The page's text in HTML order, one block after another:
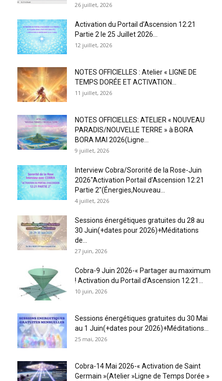
26 juillet, 2026
Activation du Portail d’Ascension 12:21
Partie 2 le 25 Juillet 2026...
12 juillet, 2026
NOTES OFFICIELLES : Atelier « LIGNE DE
TEMPS DORÉE ET ACTIVATION...
11 juillet, 2026
NOTES OFFICIELLES: ATELIER « NOUVEAU
PARADIS/NOUVELLE TERRE » à BORA
BORA MAI 2026(Ligne...
9 juillet, 2026
Interview Cobra/Sororité de la Rose-Juin
2026″Activation Portail d’Ascension 12:21
Partie 2″(Énergies,Nouveau...
4 juillet, 2026
Sessions énergétiques gratuites du 28 au
30 Juin(+dates pour 2026)+Méditations
de...
27 juin, 2026
Cobra-9 Juin 2026-« Partager au maximum
! Activation du Portail d’Ascension 12:21...
10 juin, 2026
Sessions énergétiques gratuites du 30 Mai
au 1 Juin(+dates pour 2026)+Méditations...
25 mai, 2026
Cobra-14 Mai 2026-« Activation de Saint
Germain »(Atelier »Ligne de Temps Dorée »